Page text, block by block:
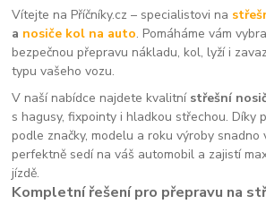
Vítejte na Příčníky.cz – specialistovi na
a nosiče kol na auto. Pomáháme vám
bezpečnou přepravu nákladu, kol, lyží i
typu vašeho vozu.
V naší nabídce najdete kvalitní střešní
s hagusy, fixpointy i hladkou střechou. Díky
podle značky, modelu a roku výroby snadno
perfektně sedí na váš automobil a zajistí
jízdě.
Kompletní řešení pro přepravu na